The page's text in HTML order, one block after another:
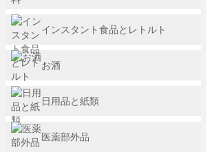
インスタント食品とレトルト
お酒
日用品と紙類
医薬部外品